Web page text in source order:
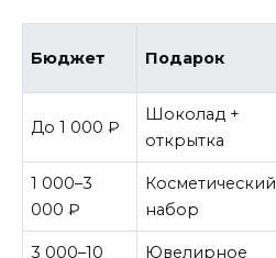
Бюджет Подарок
До 1 000 ₽
Шоколад +
открытка
1 000–3
000 ₽
Косметический
набор
3 000–10
Ювелирное